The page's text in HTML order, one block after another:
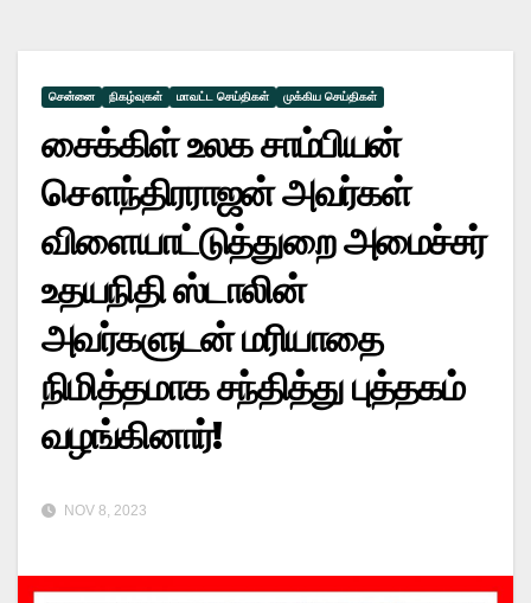
சென்னை நிகழ்வுகள் மாவட்ட செய்திகள் முக்கிய செய்திகள்
சைக்கிள் உலக சாம்பியன்
சௌந்திரராஜன் அவர்கள்
விளையாட்டுத்துறை அமைச்சர்
உதயநிதி ஸ்டாலின்
அவர்களுடன் மரியாதை
நிமித்தமாக சந்தித்து புத்தகம்
வழங்கினார்!
NOV 8, 2023